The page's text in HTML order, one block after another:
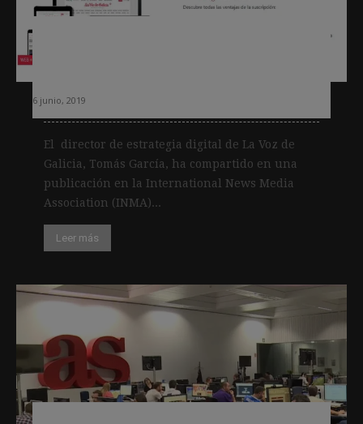
6 junio, 2019
El director de estrategia digital de La Voz de
Galicia, Tomás García, ha compartido en una
publicación en la International News Media
Association (INMA)...
Leer más